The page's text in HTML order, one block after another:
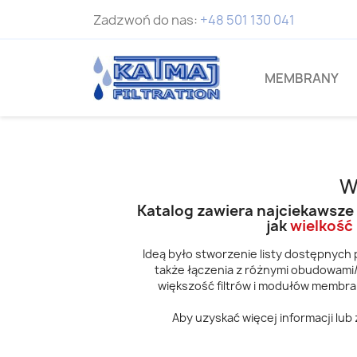
Zadzwoń do nas: +48 501 130 041
MEMBRANY
Katalog zawiera
jakwielkość
Ideą było stworzenie listy
także łączenia z różnymi
większość filtrów i modułów
Aby uzyskać więcej informacji lub